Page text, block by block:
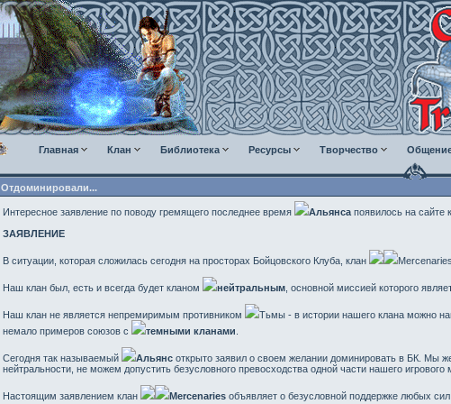
Главная Клан Библиотека Ресурсы Творчество
Отдоминировали...
Интересное заявление по поводу гремящего последнее время Альянса появилось на сайте
ЗАЯВЛЕНИЕ
В ситуации, которая сложилась сегодня на просторах Бойцовского Клуба, клан
Наш клан был, есть и всегда будет кланом нейтральным , основной миссией которого
Наш клан не является непремиримым противником Тьмы - в истории нашего клана можно
немало примеров союзов с
темными кланами
Сегодня так называемый Альянс открыто заявил о своем желании доминировать в БК. Мы
нейтральности, не можем допустить безусловного превосходства одной части нашего игрового
Настоящим заявлением клан Mercenaries объявляет о безусловной поддержке любых